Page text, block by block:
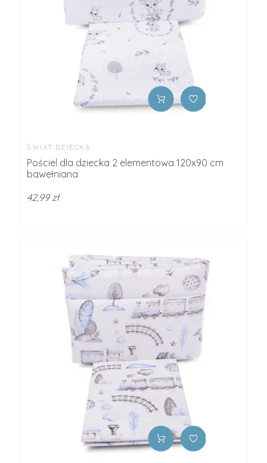
ŚWIAT DZIECKA
Pościel dla dziecka 2 elementowa 120x90 cm
bawełniana
42,99 zł